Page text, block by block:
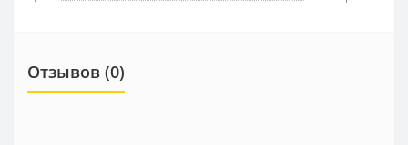
Отзывов (0)